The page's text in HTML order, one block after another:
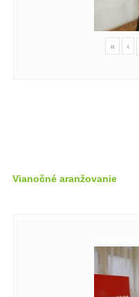
« ‹
Vianočné aranžovanie